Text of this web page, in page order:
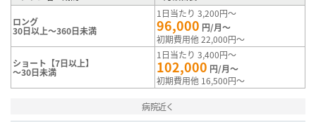
ロング
30日以上～360日未満
1日当たり 3,200円～
96,000 円/月～
初期費用他 22,000円～
ショート【7日以上】
～30日未満
1日当たり 3,400円～
102,000 円/月～
初期費用他 16,500円～
病院近く